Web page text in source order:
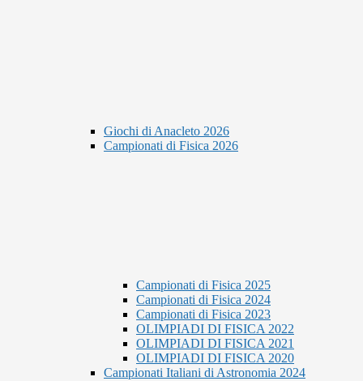
Giochi di Anacleto 2026
Campionati di Fisica 2026
Campionati di Fisica 2025
Campionati di Fisica 2024
Campionati di Fisica 2023
OLIMPIADI DI FISICA 2022
OLIMPIADI DI FISICA 2021
OLIMPIADI DI FISICA 2020
Campionati Italiani di Astronomia 2024